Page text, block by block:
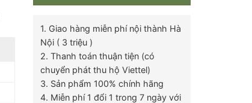
1. Giao hàng miễn phí nội thành Hà
Nội ( 3 triệu )
2. Thanh toán thuận tiện (có
chuyển phát thu hộ Viettel)
3. Sản phẩm 100% chính hãng
4. Miễn phí 1 đổi 1 trong 7 ngày với